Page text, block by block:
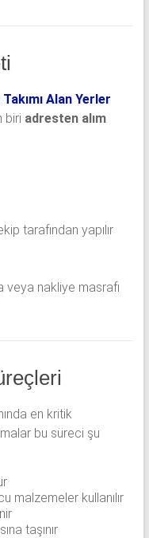
Alan Yerler
biri adresten alım
tarafından yapılır
veya nakliye masrafı
en kritik
bu süreci şu
malzemeler kullanılır
taşınır